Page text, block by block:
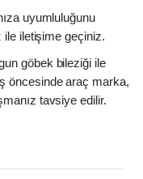
uyumluluğunu
ile iletişime geçiniz.
göbek bileziği ile
öncesinde araç marka,
tavsiye edilir.